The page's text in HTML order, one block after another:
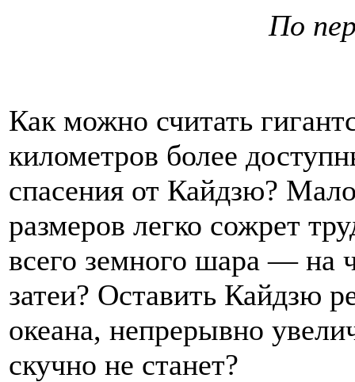
По
Как можно считать
километров более
спасения от Кайдзю?
размеров легко сожрет
всего земного шара — на
затеи? Оставить Кайдзю
океана, непрерывно
скучно не станет?